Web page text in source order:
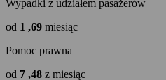
Wypadki z udziałem pasażerów
od 1 ,69 miesiąc
Pomoc prawna
od 7 ,48 z miesiąc